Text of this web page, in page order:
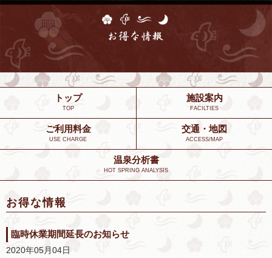
トップ
TOP
施設案内
FACILTIES
ご利用料金
USE CHARGE
交通・地図
ACCESS/MAP
温泉分析書
HOT SPRING ANALYSIS
お得な情報
臨時休業期間延長のお知らせ
2020年05月04日